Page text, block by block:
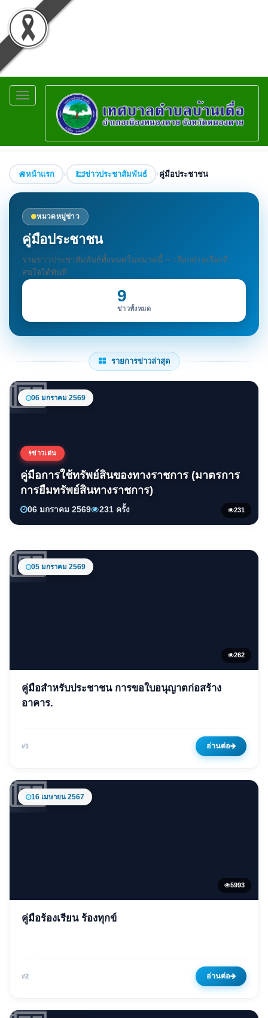
Toggle
navigation
หน้าแรก ข่าวประชาสัมพันธ์ คู่มือประชาชน
หมวดหมู่ข่าว
คู่มือประชาชน
รวมข่าวประชาสัมพันธ์ทั้งหมดในหมวดนี้ — เลือกอ่านเรื่องที่
สนใจได้ทันที
9
ข่าวทั้งหมด
รายการข่าวล่าสุด
06 มกราคม 2569
231
ข่าวเด่น
คู่มือการใช้ทรัพย์สินของทางราชการ (มาตรการ
การยืมทรัพย์สินทางราชการ)
06 มกราคม 2569 231 ครั้ง
05 มกราคม 2569
262
คู่มือสำหรับประชาชน การขอใบ
อนุญาตก่อสร้างอาคาร.
05 มกราคม 2569
คู่มือสำหรับประชาชน การขอใบอนุญาตก่อสร้าง
อาคาร.
#1 อ่านต่อ
16 เมษายน 2567
5993
คู่มือร้องเรียน ร้องทุกข์
#2 อ่านต่อ